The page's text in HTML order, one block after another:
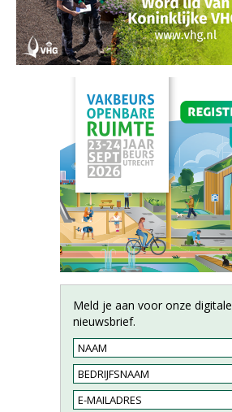
Meld je aan voor onze digitale
nieuwsbrief.